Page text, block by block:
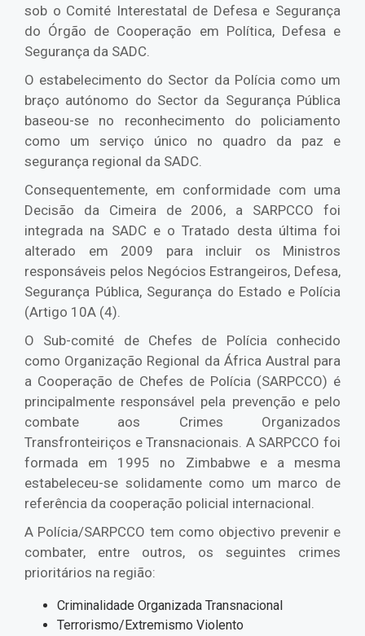
sob o Comité Interestatal de Defesa e Segurança
do Órgão de Cooperação em Política, Defesa e
Segurança da SADC.
O estabelecimento do Sector da Polícia como um
braço autónomo do Sector da Segurança Pública
baseou-se no reconhecimento do policiamento
como um serviço único no quadro da paz e
segurança regional da SADC.
Consequentemente, em conformidade com uma
Decisão da Cimeira de 2006, a SARPCCO foi
integrada na SADC e o Tratado desta última foi
alterado em 2009 para incluir os Ministros
responsáveis pelos Negócios Estrangeiros, Defesa,
Segurança Pública, Segurança do Estado e Polícia
(Artigo 10A (4).
O Sub-comité de Chefes de Polícia conhecido
como Organização Regional da África Austral para
a Cooperação de Chefes de Polícia (SARPCCO) é
principalmente responsável pela prevenção e pelo
combate aos Crimes Organizados
Transfronteiriços e Transnacionais. A SARPCCO foi
formada em 1995 no Zimbabwe e a mesma
estabeleceu-se solidamente como um marco de
referência da cooperação policial internacional.
A Polícia/SARPCCO tem como objectivo prevenir e
combater, entre outros, os seguintes crimes
prioritários na região:
Criminalidade Organizada Transnacional
Terrorismo/Extremismo Violento